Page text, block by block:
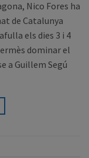
Nico Fores ha
de Catalunya
els dies 3 i 4
dominar el
a Guillem Segú